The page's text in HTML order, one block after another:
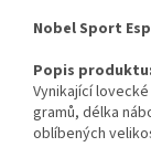
Nobel Sport
Popis produktu:
Vynikající
gramů, délka
oblíbených